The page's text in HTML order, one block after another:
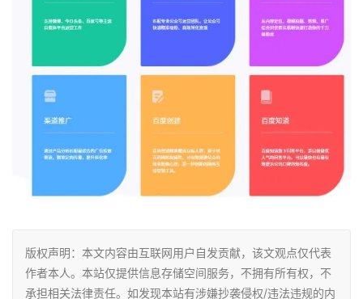
版权声明：本文内容由互联网用户自发贡献，该文观点仅代表
作者本人。本站仅提供信息存储空间服务，不拥有所有权，不
承担相关法律责任。如发现本站有涉嫌抄袭侵权/违法违规的内